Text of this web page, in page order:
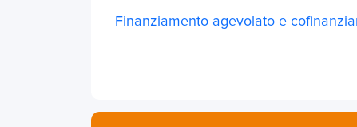
Finanziamento agevolato e